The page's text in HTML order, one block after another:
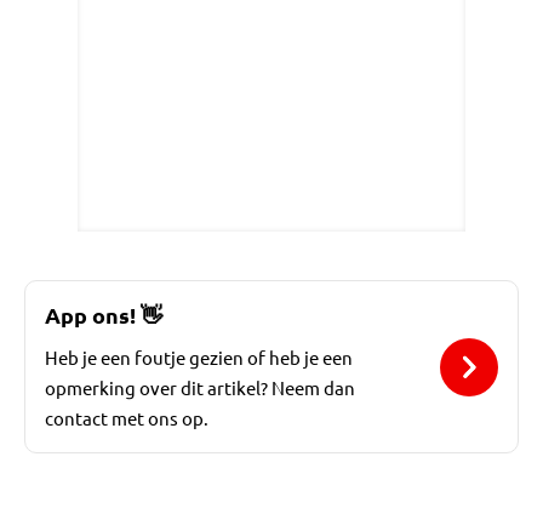
App ons!👋
Heb je een foutje gezien of heb je een
opmerking over dit artikel? Neem dan
contact met ons op.